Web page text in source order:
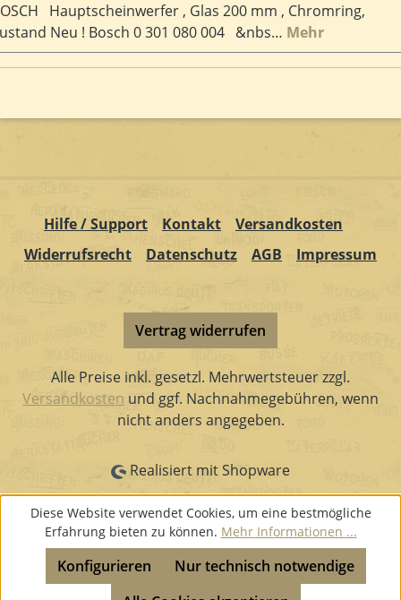
Hauptscheinwerfer , Glas 200 mm , Chromring,
Neu ! Bosch 0 301 080 004 &nbs… Mehr
Hilfe / Support Kontakt
Versandkosten
Widerrufsrecht
Datenschutz AGB Impressum
Vertrag widerrufen
Alle Preise inkl. gesetzl. Mehrwertsteuer zzgl.
Versandkosten und ggf. Nachnahmegebühren, wenn
nicht anders angegeben.
Realisiert mit Shopware
Diese Website verwendet Cookies, um eine bestmögliche
Erfahrung bieten zu können. Mehr Informationen ...
Nur technisch notwendige
Konfigurieren